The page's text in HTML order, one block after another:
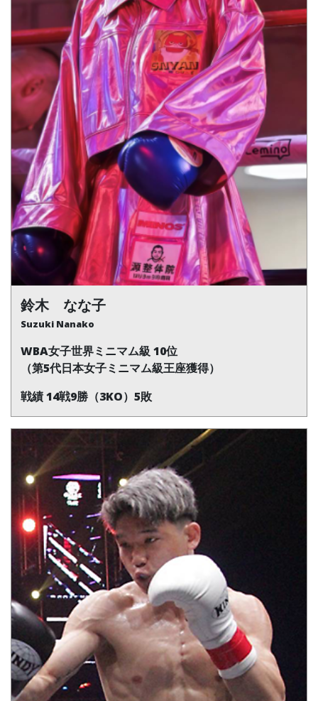
鈴木 なな子
Suzuki Nanako
WBA女子世界ミニマム級 10位
（第5代日本女子ミニマム級王座獲得）
戦績 14戦9勝（3KO）5敗